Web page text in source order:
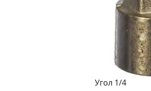
Угол 1/4